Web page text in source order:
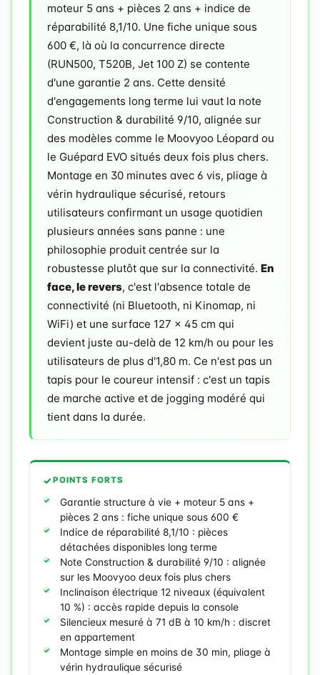
moteur 5 ans + pièces 2 ans + indice de
réparabilité 8,1/10. Une fiche unique sous
600 €, là où la concurrence directe
(RUN500, T520B, Jet 100 Z) se contente
d'une garantie 2 ans. Cette densité
d'engagements long terme lui vaut la note
Construction & durabilité 9/10, alignée sur
des modèles comme le Moovyoo Léopard ou
le Guépard EVO situés deux fois plus chers.
Montage en 30 minutes avec 6 vis, pliage à
vérin hydraulique sécurisé, retours
utilisateurs confirmant un usage quotidien
plusieurs années sans panne : une
philosophie produit centrée sur la
robustesse plutôt que sur la connectivité. En
face, le revers, c'est l'absence totale de
connectivité (ni Bluetooth, ni Kinomap, ni
WiFi) et une surface 127 × 45 cm qui
devient juste au-delà de 12 km/h ou pour les
utilisateurs de plus d'1,80 m. Ce n'est pas un
tapis pour le coureur intensif : c'est un tapis
de marche active et de jogging modéré qui
tient dans la durée.
POINTS FORTS
Garantie structure à vie + moteur 5 ans +
pièces 2 ans : fiche unique sous 600 €
Indice de réparabilité 8,1/10 : pièces
détachées disponibles long terme
Note Construction & durabilité 9/10 : alignée
sur les Moovyoo deux fois plus chers
Inclinaison électrique 12 niveaux (équivalent
10 %) : accès rapide depuis la console
Silencieux mesuré à 71 dB à 10 km/h : discret
en appartement
Montage simple en moins de 30 min, pliage à
vérin hydraulique sécurisé